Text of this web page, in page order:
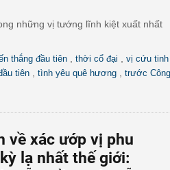
những vị tướng lĩnh kiệt xuất nhất
thắng đầu tiên thời cổ đại vị cứu tinh
tiên tình yêu quê hương
trước Công
về xác ướp vị phu
lạ nhất thế giới: